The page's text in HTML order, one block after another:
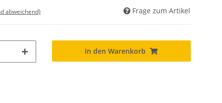
abweichend) Frage zum Artikel
In den Warenkorb